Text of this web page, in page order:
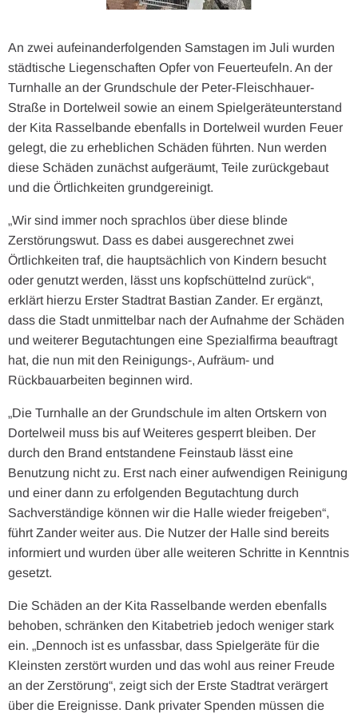
An zwei aufeinanderfolgenden Samstagen im Juli wurden
städtische Liegenschaften Opfer von Feuerteufeln. An der
Turnhalle an der Grundschule der Peter-Fleischhauer-
Straße in Dortelweil sowie an einem Spielgeräteunterstand
der Kita Rasselbande ebenfalls in Dortelweil wurden Feuer
gelegt, die zu erheblichen Schäden führten. Nun werden
diese Schäden zunächst aufgeräumt, Teile zurückgebaut
und die Örtlichkeiten grundgereinigt.
„Wir sind immer noch sprachlos über diese blinde
Zerstörungswut. Dass es dabei ausgerechnet zwei
Örtlichkeiten traf, die hauptsächlich von Kindern besucht
oder genutzt werden, lässt uns kopfschüttelnd zurück“,
erklärt hierzu Erster Stadtrat Bastian Zander. Er ergänzt,
dass die Stadt unmittelbar nach der Aufnahme der Schäden
und weiterer Begutachtungen eine Spezialfirma beauftragt
hat, die nun mit den Reinigungs-, Aufräum- und
Rückbauarbeiten beginnen wird.
„Die Turnhalle an der Grundschule im alten Ortskern von
Dortelweil muss bis auf Weiteres gesperrt bleiben. Der
durch den Brand entstandene Feinstaub lässt eine
Benutzung nicht zu. Erst nach einer aufwendigen Reinigung
und einer dann zu erfolgenden Begutachtung durch
Sachverständige können wir die Halle wieder freigeben“,
führt Zander weiter aus. Die Nutzer der Halle sind bereits
informiert und wurden über alle weiteren Schritte in Kenntnis
gesetzt.
Die Schäden an der Kita Rasselbande werden ebenfalls
behoben, schränken den Kitabetrieb jedoch weniger stark
ein. „Dennoch ist es unfassbar, dass Spielgeräte für die
Kleinsten zerstört wurden und das wohl aus reiner Freude
an der Zerstörung“, zeigt sich der Erste Stadtrat verärgert
über die Ereignisse. Dank privater Spenden müssen die